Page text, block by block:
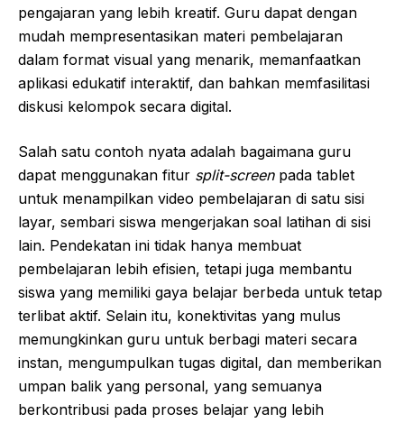
pengajaran yang lebih kreatif. Guru dapat dengan
mudah mempresentasikan materi pembelajaran
dalam format visual yang menarik, memanfaatkan
aplikasi edukatif interaktif, dan bahkan memfasilitasi
diskusi kelompok secara digital.
Salah satu contoh nyata adalah bagaimana guru
dapat menggunakan fitur split-screenpada tablet
untuk menampilkan video pembelajaran di satu sisi
layar, sembari siswa mengerjakan soal latihan di sisi
lain. Pendekatan ini tidak hanya membuat
pembelajaran lebih efisien, tetapi juga membantu
siswa yang memiliki gaya belajar berbeda untuk tetap
terlibat aktif. Selain itu, konektivitas yang mulus
memungkinkan guru untuk berbagi materi secara
instan, mengumpulkan tugas digital, dan memberikan
umpan balik yang personal, yang semuanya
berkontribusi pada proses belajar yang lebih